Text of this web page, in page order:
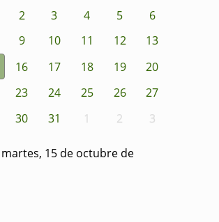
2 3 4 5
6
9 10 11 12
13
16 17 18 19
20
23 24 25 26
27
30 31 1 2 3
15 de octubre de